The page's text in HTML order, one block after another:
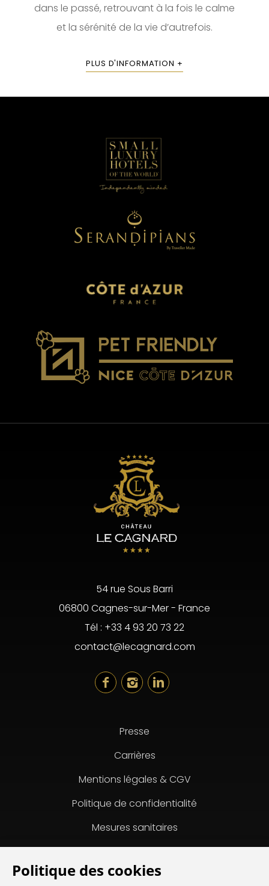
dans le passé, retrouvant à la fois le calme
et la sérénité de la vie d’autrefois.
PLUS D'INFORMATION
54 rue Sous Barri
06800 Cagnes-sur-Mer - France
Tél : +33 4 93 20 73 22
contact@lecagnard.com
Presse
Carrières
Mentions légales & CGV
Politique de confidentialité
Mesures sanitaires
Site par Cendyn
FR